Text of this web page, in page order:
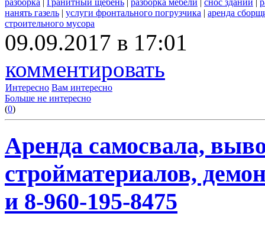
разборка Гранитный щебень разборка мебели снос зданий
нанять газель | услуги фронтального погрузчика | аренда
строительного мусора
09.09.2017 в 17:01
комментировать
Интересно Вам интересно
Больше не интересно
(0)
Аренда самосвала,
стройматериалов,
и 8-960-195-8475